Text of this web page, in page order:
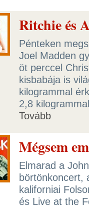
Ritchie és
Pénteken
Joel Madden
öt perccel
kisbabája is
kilogrammal
2,8
Tovább
Mégsem
Elmarad a
börtönkoncert,
kaliforniai
és Live at the